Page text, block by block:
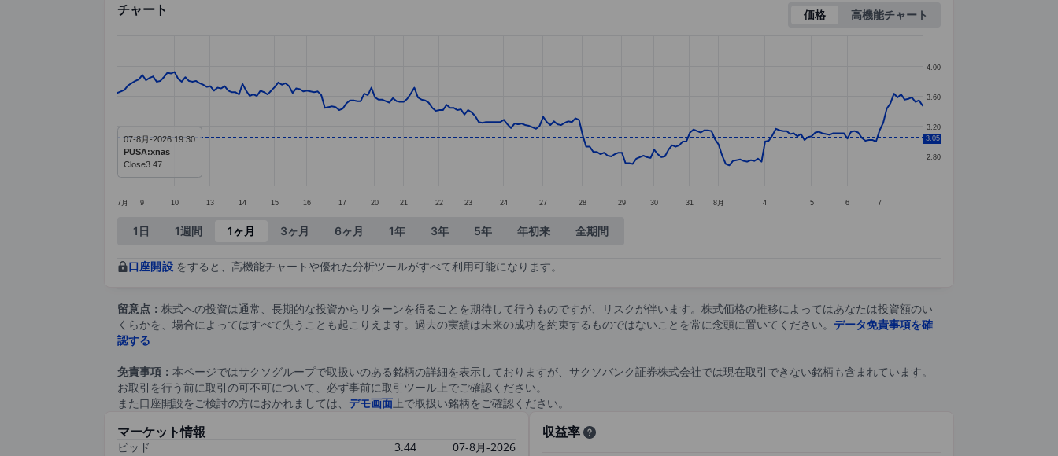
チャート 価格 高機能チャート
Line chart with 226 data points.
The chart has 1 X axis displaying categories.
The chart has 1 Y axis displaying values. Data ranges from 2.67 to 3.92.
7月 9 10 13 14 15 16 17 20 21 22 23 24 27 28 29 30 31 8月 4 5 6 7
2.80
3.20
3.60
4.00
3.05
07-8月-2026 19:30
PUSA:xnas
Close3.47
End of interactive chart.
1日 1週間 1ヶ月 3ヶ月 6ヶ月 1年 3年 5年 年初来 全期間
口座開設をすると、高機能チャートや優れた分析ツールがすべて利用可能になります。
留意点： 株式への投資は通常、長期的な投資からリターンを得ることを期待して行うものですが、リスクが伴います。株式価格の推移によってはあなたは投資額のい
くらかを、場合によってはすべて失うことも起こりえます。過去の実績は未来の成功を約束するものではないことを常に念頭に置いてください。 データ免責事項を確
認する
免責事項： 本ページではサクソグループで取扱いのある銘柄の詳細を表示しておりますが、サクソバンク証券株式会社では現在取引できない銘柄も含まれています。
お取引を行う前に取引の可不可について、必ず事前に取引ツール上でご確認ください。
また口座開設をご検討の方におかれましては、 デモ画面上で取扱い銘柄をご確認ください。
マーケット情報
ビッド 3.44
07-8月-2026
収益率